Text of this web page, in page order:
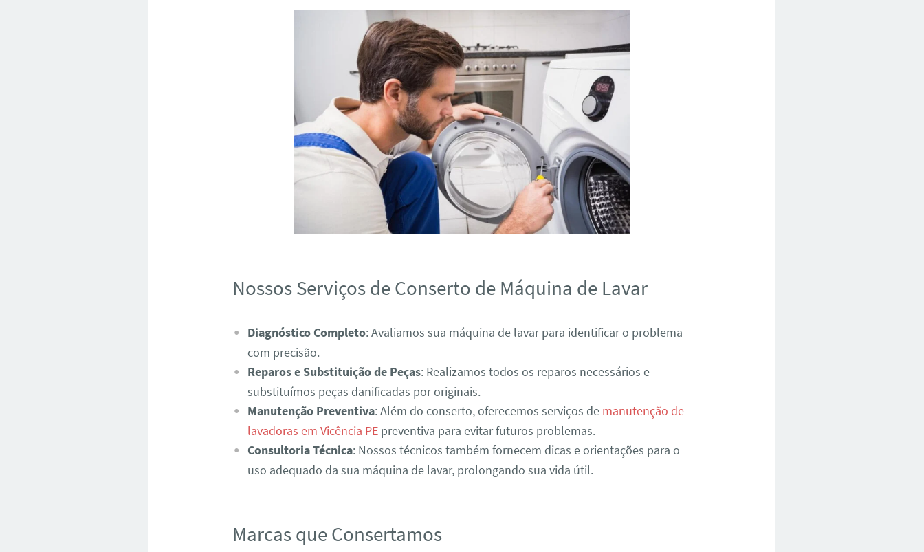
Nossos Serviços de Conserto de Máquina de Lavar
Diagnóstico Completo: Avaliamos sua máquina de lavar para identificar o problema
com precisão.
Reparos e Substituição de Peças: Realizamos todos os reparos necessários e
substituímos peças danificadas por originais.
Manutenção Preventiva: Além do conserto, oferecemos serviços de manutenção de
lavadoras em Vicência PEpreventiva para evitar futuros problemas.
Consultoria Técnica: Nossos técnicos também fornecem dicas e orientações para o
uso adequado da sua máquina de lavar, prolongando sua vida útil.
Marcas que Consertamos